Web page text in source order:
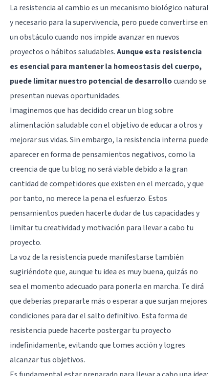
La resistencia al cambio es un mecanismo biológico natural
y necesario para la supervivencia, pero puede convertirse en
un obstáculo cuando nos impide avanzar en nuevos
proyectos o hábitos saludables.Aunque esta resistencia
es esencial para mantener la homeostasis del cuerpo,
puede limitar nuestro potencial de desarrollocuando se
presentan nuevas oportunidades.
Imaginemos que has decidido crear un blog sobre
alimentación saludable con el objetivo de educar a otros y
mejorar sus vidas. Sin embargo, la resistencia interna puede
aparecer en forma de pensamientos negativos, como la
creencia de que tu blog no será viable debido a la gran
cantidad de competidores que existen en el mercado, y que
por tanto, no merece la pena el esfuerzo. Estos
pensamientos pueden hacerte dudar de tus capacidades y
limitar tu creatividad ymotivación para llevar a cabo tu
proyecto.
La voz de la resistencia puede manifestarse también
sugiriéndote que, aunque tu idea es muy buena, quizás no
sea el momento adecuado para ponerla en marcha. Te dirá
que deberías prepararte más o esperar a que surjan mejores
condiciones para dar el salto definitivo. Esta forma de
resistencia puede hacerte postergar tu proyecto
indefinidamente, evitando que tomes acción y logres
alcanzar tus objetivos.